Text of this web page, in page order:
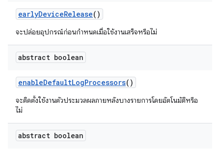
earlyDeviceRelease()
จะปล่อยอุปกรณ์ก่อนกำหนดเมื่อใช้งานเสร็จหรือไม่
abstract boolean
enableDefaultLogProcessors()
จะติดตั้งใช้งานตัวประมวลผลภายหลังบางรายการโดยอัตโนมัติหรือ
ไม่
abstract boolean